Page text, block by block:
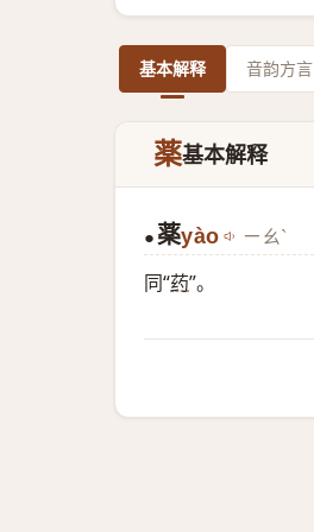
基本解释 音韵方言
薬基本解释
● 薬yào ㄧㄠˋ
同“药”。